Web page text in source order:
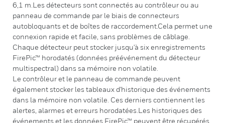
6,1 m.Les détecteurs sont connectés au contrôleur ou au
panneau de commande par le biais de connecteurs
autobloquants et de boîtes de raccordement.Cela permet une
connexion rapide et facile, sans problèmes de câblage.
Chaque détecteur peut stocker jusqu'à six enregistrements
FirePic™ horodatés (données préévénement du détecteur
multispectral) dans sa mémoire non volatile.
Le contrôleur et le panneau de commande peuvent
également stocker les tableaux d'historique des événements
dans la mémoire non volatile. Ces derniers contiennent les
alertes, alarmes et erreurs horodatées.Les historiques des
événements et les données FirePic™ peuvent être récupérés